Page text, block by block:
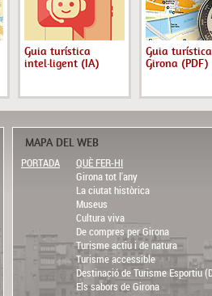
Guia turística
intel·ligent (IA)
Guia
Girona (PDF)
MAPA DEL WEB
PORTADA
QUÈ FER-HI
Girona tot l'any
La ciutat històrica
Museus
Cultura viva
De compres per Girona
Turisme actiu i de natura
Turisme accessible
Destinació de Turisme Esportiu
Els sabors de Girona